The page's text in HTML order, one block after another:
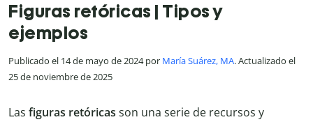
Figuras retóricas | Tipos y
ejemplos
Publicado el 14 de mayo de 2024 por María Suárez, MA. Actualizado el
25 de noviembre de 2025
Las figuras retóricas son una serie de recursos y